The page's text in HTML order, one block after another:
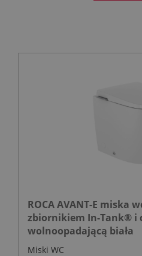
ROCA AVANT-E miska
zbiornikiem In-Tank® i
wolnoopadającą biała
Miski WC